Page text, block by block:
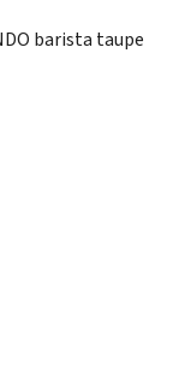
barista taupe